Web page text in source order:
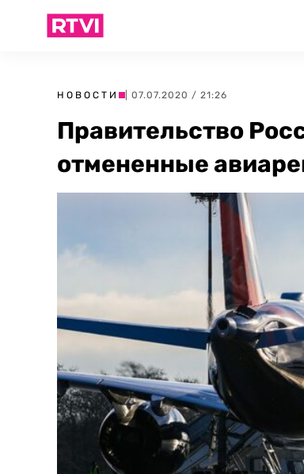
НОВОСТИ | 07.07.2020 / 21:26
Правительство
отмененные